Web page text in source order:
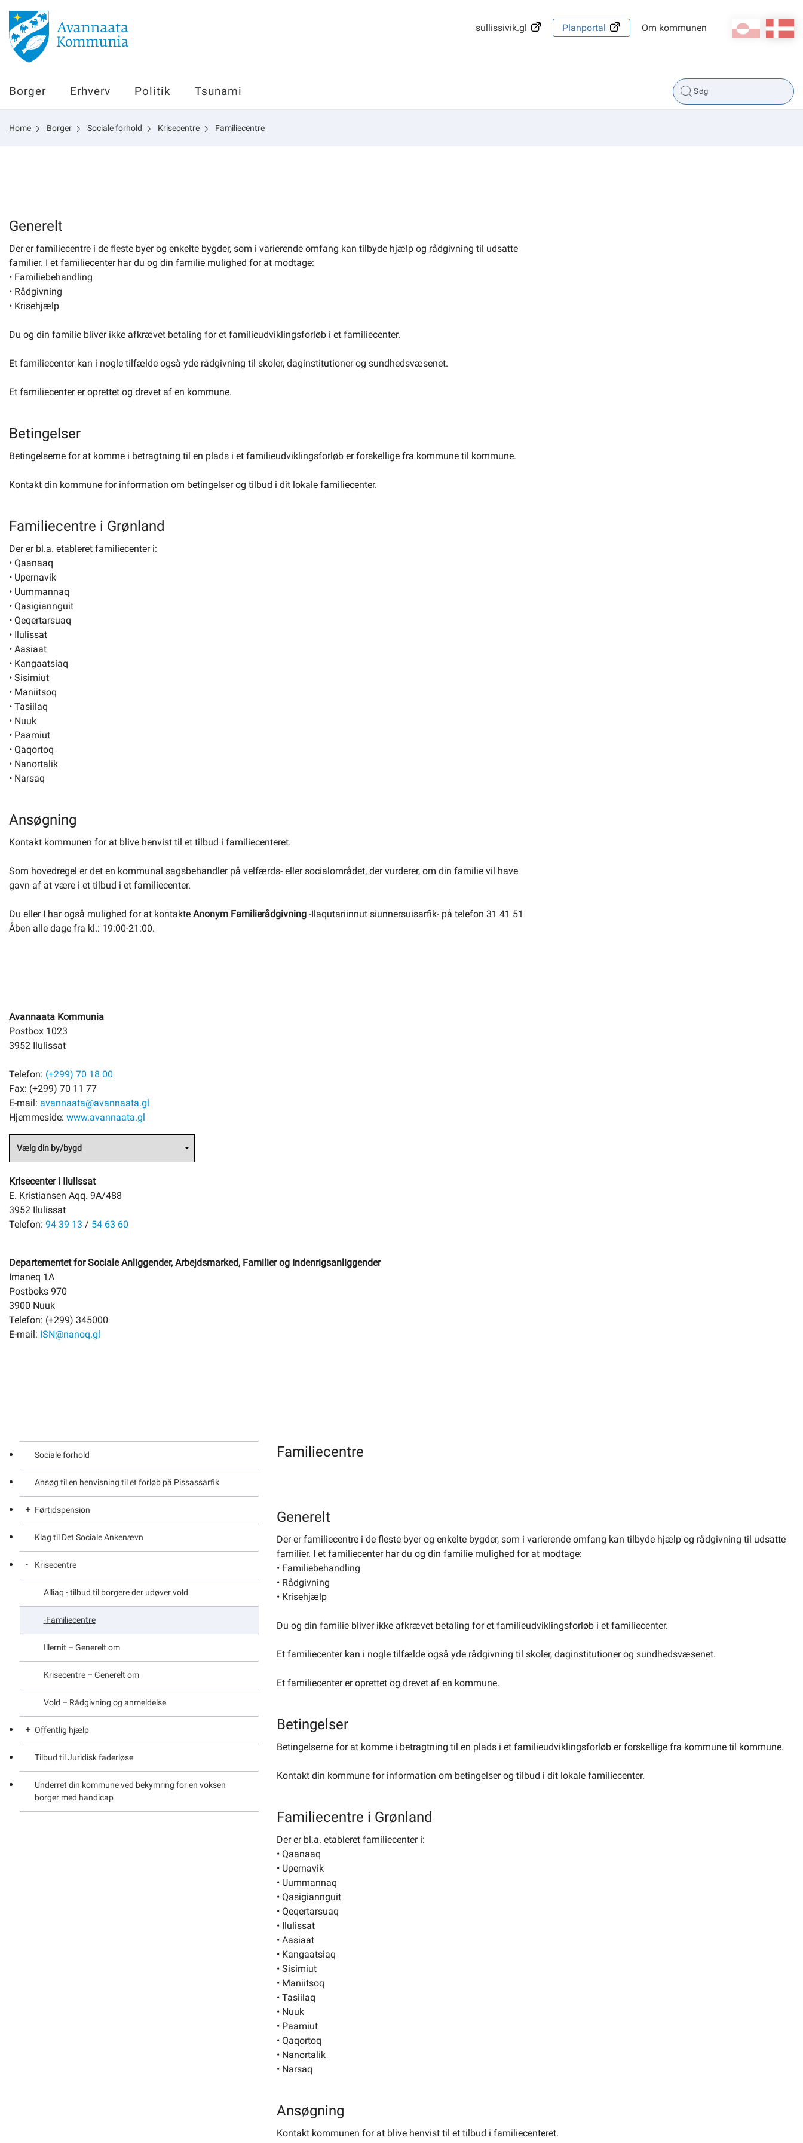
Borger
Erhverv
Politik
sullissivik.gl
Planportal
Om kommunen
kl-GL
sullissivik.gl Planportal Om kommunen
Borger Erhverv Politik Tsunami
Home Borger Sociale forhold Krisecentre Familiecentre
Generelt
Der er familiecentre i de fleste byer og enkelte bygder, som i varierende omfang kan tilbyde hjælp og rådgivning til udsatte
familier. I et familiecenter har du og din familie mulighed for at modtage:
• Familiebehandling
• Rådgivning
• Krisehjælp
Du og din familie bliver ikke afkrævet betaling for et familieudviklingsforløb i et familiecenter.
Et familiecenter kan i nogle tilfælde også yde rådgivning til skoler, daginstitutioner og sundhedsvæsenet.
Et familiecenter er oprettet og drevet af en kommune.
Betingelser
Betingelserne for at komme i betragtning til en plads i et familieudviklingsforløb er forskellige fra kommune til kommune.
Kontakt din kommune for information om betingelser og tilbud i dit lokale familiecenter.
Familiecentre i Grønland
Der er bl.a. etableret familiecenter i:
• Qaanaaq
• Upernavik
• Uummannaq
• Qasigiannguit
• Qeqertarsuaq
• Ilulissat
• Aasiaat
• Kangaatsiaq
• Sisimiut
• Maniitsoq
• Tasiilaq
• Nuuk
• Paamiut
• Qaqortoq
• Nanortalik
• Narsaq
Ansøgning
Kontakt kommunen for at blive henvist til et tilbud i familiecenteret.
Som hovedregel er det en kommunal sagsbehandler på velfærds- eller socialområdet, der vurderer, om din familie vil have
gavn af at være i et tilbud i et familiecenter.
Du eller I har også mulighed for at kontakte Anonym Familierådgivning -Ilaqutariinnut siunnersuisarfik- på telefon 31 41 51
Åben alle dage fra kl.: 19:00-21:00.
Avannaata Kommunia
Postbox 1023
3952 Ilulissat
Telefon: (+299) 70 18 00
Fax: (+299) 70 11 77
E-mail: avannaata@avannaata.gl
Hjemmeside: www.avannaata.gl
Krisecenter i Ilulissat
E. Kristiansen Aqq. 9A/488
3952 Ilulissat
Telefon: 94 39 13 / 54 63 60
Departementet for Sociale Anliggender, Arbejdsmarked, Familier og Indenrigsanliggender
Imaneq 1A
Postboks 970
3900 Nuuk
Telefon: (+299) 345000
E-mail: ISN@nanoq.gl
Sociale forhold
Ansøg til en henvisning til et forløb på Pissassarfik
Førtidspension
Førtidspension i Danmark – Ansøgning om
Førtidspension i Danmark – Generelt om
Førtidspensionklage
Førtidspension i Grønland
Klag til Det Sociale Ankenævn
Krisecentre
Alliaq - tilbud til borgere der udøver vold
Familiecentre
Illernit – Generelt om
Krisecentre – Generelt om
Vold – Rådgivning og anmeldelse
Offentlig hjælp
Offentlig hjælp
Oplysningspligt m.m.
Sådan klager du
Tilbud til Juridisk faderløse
Underret din kommune ved bekymring for en voksen
borger med handicap
Familiecentre
Generelt
Der er familiecentre i de fleste byer og enkelte bygder, som i varierende omfang kan tilbyde hjælp og rådgivning til udsatte
familier. I et familiecenter har du og din familie mulighed for at modtage:
• Familiebehandling
• Rådgivning
• Krisehjælp
Du og din familie bliver ikke afkrævet betaling for et familieudviklingsforløb i et familiecenter.
Et familiecenter kan i nogle tilfælde også yde rådgivning til skoler, daginstitutioner og sundhedsvæsenet.
Et familiecenter er oprettet og drevet af en kommune.
Betingelser
Betingelserne for at komme i betragtning til en plads i et familieudviklingsforløb er forskellige fra kommune til kommune.
Kontakt din kommune for information om betingelser og tilbud i dit lokale familiecenter.
Familiecentre i Grønland
Der er bl.a. etableret familiecenter i:
• Qaanaaq
• Upernavik
• Uummannaq
• Qasigiannguit
• Qeqertarsuaq
• Ilulissat
• Aasiaat
• Kangaatsiaq
• Sisimiut
• Maniitsoq
• Tasiilaq
• Nuuk
• Paamiut
• Qaqortoq
• Nanortalik
• Narsaq
Ansøgning
Kontakt kommunen for at blive henvist til et tilbud i familiecenteret.